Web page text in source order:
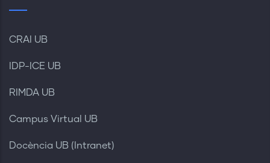
CRAI UB
IDP-ICE UB
RIMDA UB
Campus Virtual UB
Docència UB (Intranet)